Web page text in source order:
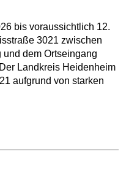
bis voraussichtlich 12.
3021 zwischen
dem Ortseingang
Landkreis Heidenheim
aufgrund von starken